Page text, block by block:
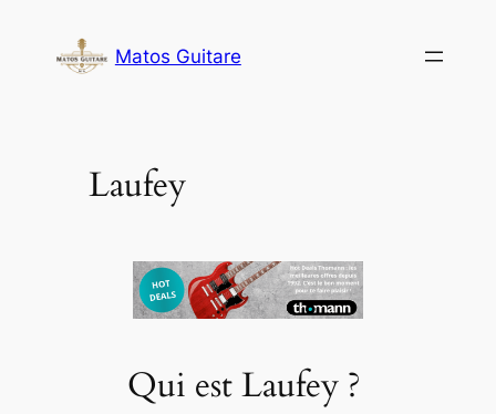
contenu
Matos Guitare
Laufey
Qui est Laufey ?